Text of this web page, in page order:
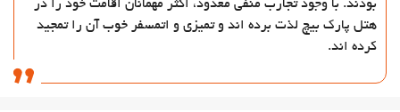
دسترسی به ساحل
بیلیارد
اوقات فراغت و خانواده
امکانات تفریحی برای کودکان
بودند. با وجود تجارب منفی معدود، اکثر مهمانان اقامت خود را در
هتل پارک بیچ لذت برده اند و تمیزی و اتمسفر خوب آن را تمجید
کرده اند.